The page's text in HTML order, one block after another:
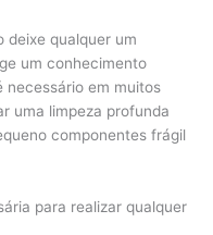
deixe qualquer um
um conhecimento
necessário em muitos
uma limpeza profunda
componentes frágil
para realizar qualquer